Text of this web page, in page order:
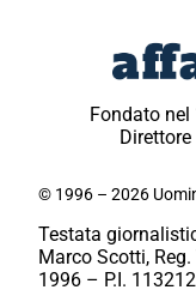
Fondato
© 1996 – 2026
Testata
Marco Scotti,
1996 – P.I.